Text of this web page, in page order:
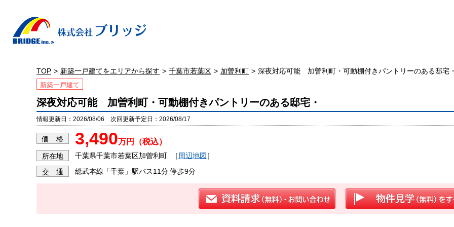
TOP 新築一戸建てをエリアから探す 千葉市若葉区 加曽利町 深夜対応可能 加曽利町・可動棚付きパントリーのある邸宅
新築一戸建て
深夜対応可能 加曽利町・可動棚付きパントリーのある邸宅・
情報更新日：2026/08/06 次回更新予定日：2026/08/17
価 格 3,490万円（税込）
所在地 千葉県千葉市若葉区加曽利町 ［ 周辺地図］
交 通 総武本線「千葉」駅バス11分 停歩9分